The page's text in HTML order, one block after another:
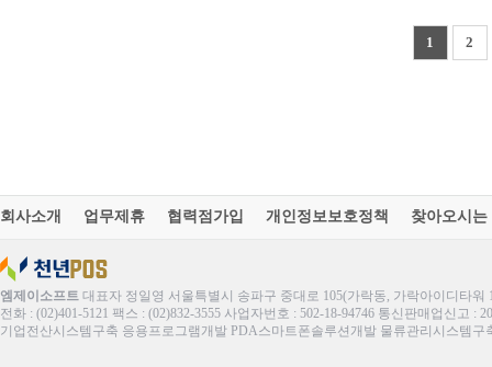
1 2
회사소개 업무제휴 협력점가입 개인정보보호정책 찾아오시는
엠제이소프트 대표자 정일영 서울특별시 송파구 중대로 105(가락동, 가락아이디타워
전화 : (02)401-5121 팩스 : (02)832-3555 사업자번호 : 502-18-94746 통신판매업신고 :
기업전산시스템구축 응용프로그램개발 PDA스마트폰솔루션개발 물류관리시스템구